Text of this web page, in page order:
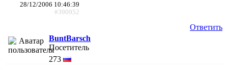
28/12/2006 10:46:39
#390952
Ответить
BuntBarsch
Посетитель
273